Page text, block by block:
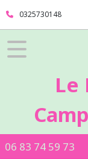
0325730148
Le
06 83 74 59 73